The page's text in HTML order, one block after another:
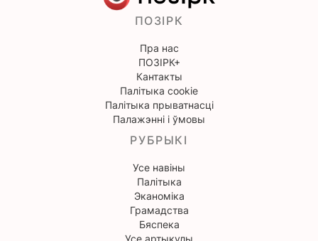
ПОЗІРК
Пра нас
ПОЗІРК+
Кантакты
Палітыка cookie
Палітыка прыватнасці
Палажэнні і ўмовы
РУБРЫКІ
Усе навіны
Палітыка
Эканоміка
Грамадства
Бяспека
Усе артыкулы